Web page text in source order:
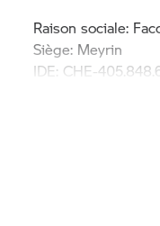
Raison sociale:
Siège: Meyrin
IDE: CHE-